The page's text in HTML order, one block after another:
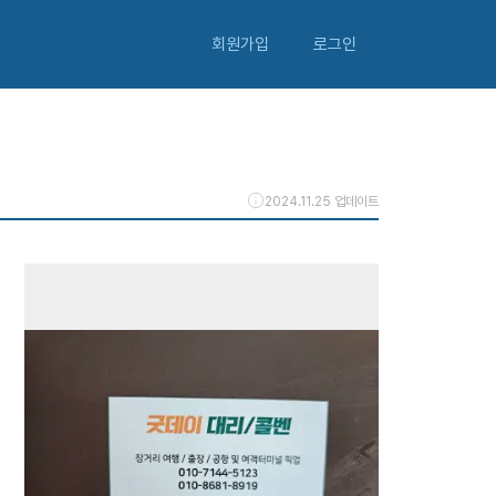
회원가입 로그인
2024.11.25 업데이트